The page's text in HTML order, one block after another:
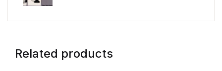
Related products